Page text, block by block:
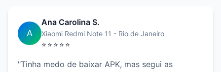
A
Ana Carolina S.
Xiaomi Redmi Note 11 - Rio de Janeiro
⭐⭐⭐⭐⭐
"Tinha medo de baixar APK, mas segui as